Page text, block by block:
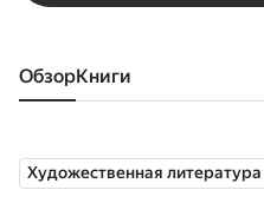
Обзор книги
Художественная литература